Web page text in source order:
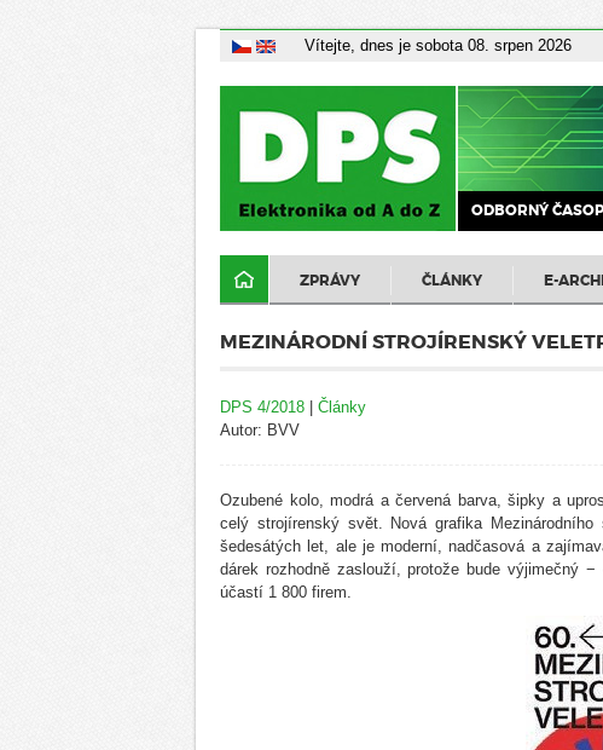
Vítejte, dnes je sobota 08. srpen 2026
ODBORNÝ
ZPRÁVY ČLÁNKY E-
MEZINÁRODNÍ STROJÍRENSKÝ
DPS 4/2018 | Články
Autor: BVV
Ozubené kolo, modrá a červená barva, šipky a
celý strojírenský svět. Nová grafika
šedesátých let, ale je moderní, nadčasová a
dárek rozhodně zaslouží, protože bude výjimečný
účastí 1 800 firem.